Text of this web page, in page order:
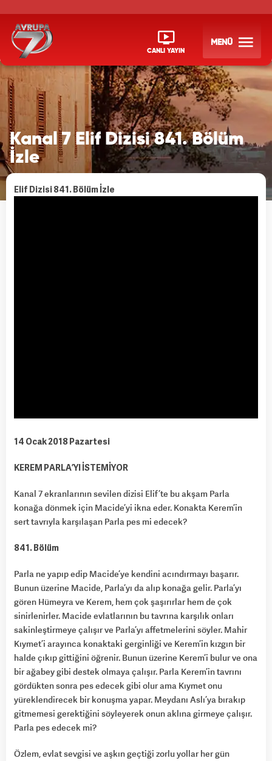
CANLI YAYIN
MENÜ
Kanal 7 Elif Dizisi 841. Bölüm
İzle
Elif Dizisi 841. Bölüm İzle
14 Ocak 2018 Pazartesi
KEREM PARLA’YI İSTEMİYOR
Kanal 7 ekranlarının sevilen dizisi Elif’te bu akşam Parla
konağa dönmek için Macide’yi ikna eder. Konakta Kerem’in
sert tavrıyla karşılaşan Parla pes mi edecek?
841. Bölüm
Parla ne yapıp edip Macide’ye kendini acındırmayı başarır.
Bunun üzerine Macide, Parla’yı da alıp konağa gelir. Parla’yı
gören Hümeyra ve Kerem, hem çok şaşırırlar hem de çok
sinirlenirler. Macide evlatlarının bu tavrına karşılık onları
sakinleştirmeye çalışır ve Parla’yı affetmelerini söyler. Mahir
Kıymet’i arayınca konaktaki gerginliği ve Kerem’in kızgın bir
halde çıkıp gittiğini öğrenir. Bunun üzerine Kerem’i bulur ve ona
bir ağabey gibi destek olmaya çalışır. Parla Kerem’in tavrını
gördükten sonra pes edecek gibi olur ama Kıymet onu
yüreklendirecek bir konuşma yapar. Meydanı Aslı’ya bırakıp
gitmemesi gerektiğini söyleyerek onun aklına girmeye çalışır.
Parla pes edecek mi?
Özlem, evlat sevgisi ve aşkın geçtiği zorlu yollar her gün